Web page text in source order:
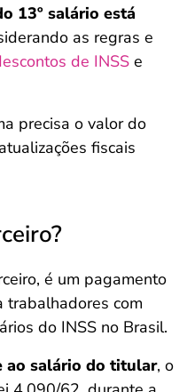
13º salário está
as regras e
de INSS e
precisa o valor do
fiscais
é um pagamento
trabalhadores com
do INSS no Brasil.
ao salário do titular, o